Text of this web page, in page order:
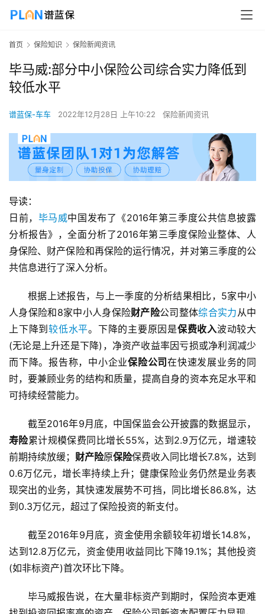
首页 保险知识 保险新闻资讯
毕马威:部分中小保险公司综合实力降低到
较低水平
谱蓝保-车车 2022年12月28日 上午10:22 保险新闻资讯
导读：
日前， 毕马威中国发布了《2016年第三季度公共信息披露
分析报告》，全面分析了2016年第三季度保险业整体、人
身保险、财产保险和再保险的运行情况，并对第三季度的公
共信息进行了深入分析。
根据上述报告，与上一季度的分析结果相比，5家中小
人身保险和8家中小人身保险财产险公司整体综合实力 从中
上下降到较低水平。下降的主要原因是保费收入波动较大
(无论是上升还是下降)，净资产收益率因亏损或净利润减少
而下降。报告称，中小企业保险公司在快速发展业务的同
时，要兼顾业务的结构和质量，提高自身的资本充足水平和
可持续经营能力。
截至2016年9月底，中国保监会公开披露的数据显示，
寿险累计规模保费同比增长55%，达到2.9万亿元，增速较
前期持续放缓； 财产险原保险保费收入同比增长7.8%，达到
0.6万亿元，增长率持续上升；健康保险业务仍然是业务表
现突出的业务，其快速发展势不可挡，同比增长86.8%，达
到0.3万亿元，超过了保险投资的新支付。
截至2016年9月底，资金使用余额较年初增长14.8%，
达到12.8万亿元，资金使用收益同比下降19.1%；其他投资
(如非标资产)首次环比下降。
毕马威报告说，在大量非标资产到期时，保险资本更难